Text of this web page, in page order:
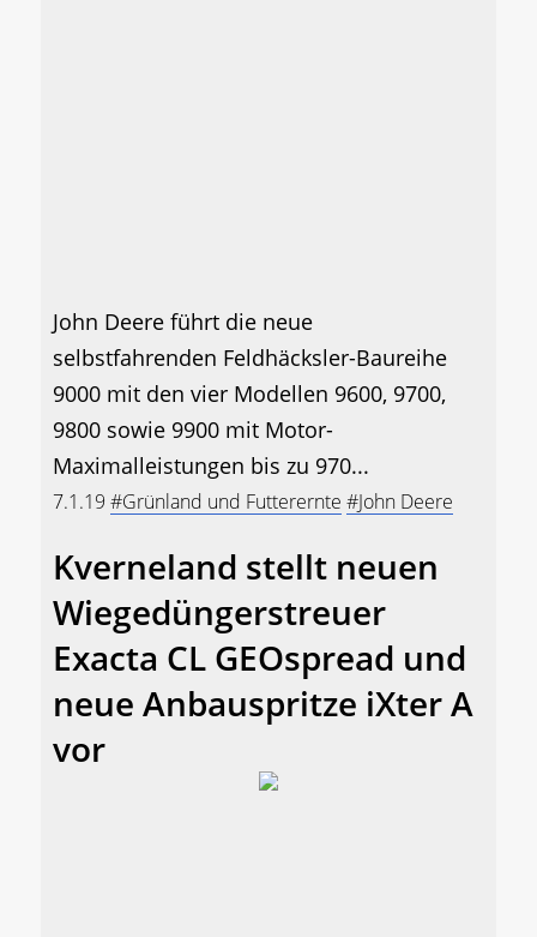
John Deere führt die neue
selbstfahrenden Feldhäcksler-Baureihe
9000 mit den vier Modellen 9600, 9700,
9800 sowie 9900 mit Motor-
Maximalleistungen bis zu 970...
7.1.19 #Grünland und Futterernte #John Deere
Kverneland stellt neuen
Wiegedüngerstreuer
Exacta CL GEOspread und
neue Anbauspritze iXter A
vor